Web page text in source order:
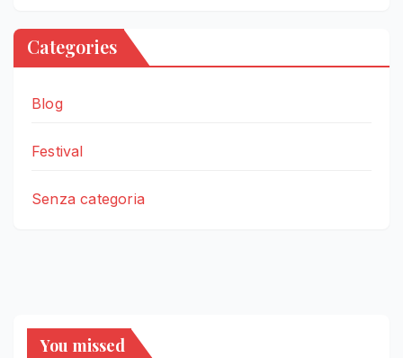
Categories
Blog
Festival
Senza categoria
You missed